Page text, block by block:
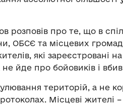
розповів про те, що в
ОБСЄ та місцевих
які зареєстровані
йде про бойовиків і
територій, а не
Місцеві